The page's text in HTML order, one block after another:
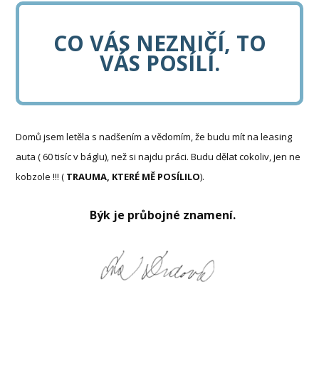
CO VÁS NEZNIČÍ, TO
VÁS POSÍLÍ.
Domů jsem letěla s nadšením a vědomím, že budu mít na leasing
auta ( 60 tisíc v báglu), než si najdu práci. Budu dělat cokoliv, jen ne
kobzole !!! ( TRAUMA, KTERÉ MĚ POSÍLILO).
Býk je průbojné znamení.